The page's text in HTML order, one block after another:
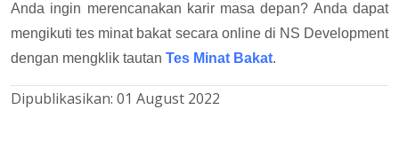
Anda ingin merencanakan karir masa depan? Anda dapat
mengikuti tes minat bakat secara online di NS Development
dengan mengklik tautan Tes Minat Bakat.
Dipublikasikan: 01 August 2022